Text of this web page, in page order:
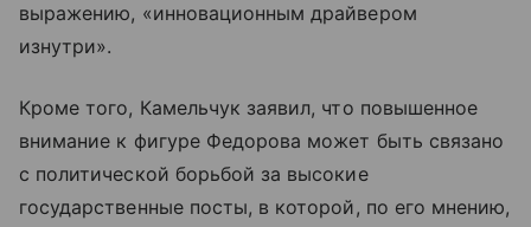
выражению, «инновационным драйвером
изнутри».
Кроме того, Камельчук заявил, что повышенное
внимание к фигуре Федорова может быть связано
с политической борьбой за высокие
государственные посты, в которой, по его мнению,